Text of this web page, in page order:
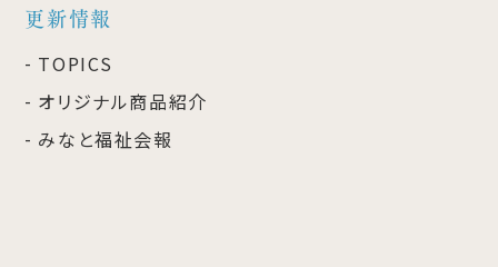
更新情報
TOPICS
オリジナル商品紹介
みなと福祉会報